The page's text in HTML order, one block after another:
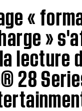
«
»
lecture
28